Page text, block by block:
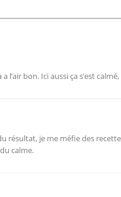
l’air bon. Ici aussi ça s’est
résultat, je me méfie des
calme.